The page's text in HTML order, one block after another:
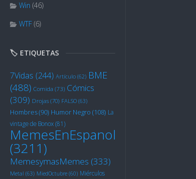
Win (46)
WTF (6)
🏷️ ETIQUETAS
7Vidas (244) Artículo (62) BME
(488) Comida (73) Cómics
(309) Drojas (70) FALSO (63)
Hombres(90) Humor Negro (108) La
vintage de Bonox(81)
MemesEnEspanol
(3211)
MemesymasMemes (333)
Metal (63) MiedOctubre (60) Miérculos